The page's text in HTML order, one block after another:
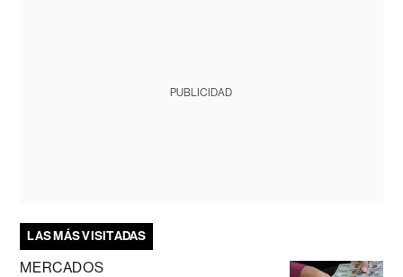
PUBLICIDAD
LAS MÁS VISITADAS
MERCADOS